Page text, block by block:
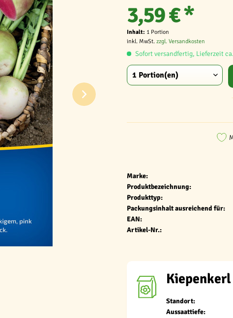
Marke:
Produktbezeichnung:
Produkttyp:
Packungsinhalt ausreichend für:
EAN:
Artikel-Nr.:
3,59 € *
Inhalt: 1 Portion
inkl. MwSt. zzgl. Versandkosten
Sofort versandfertig, Lieferzeit
Standort:
Aussaattiefe: